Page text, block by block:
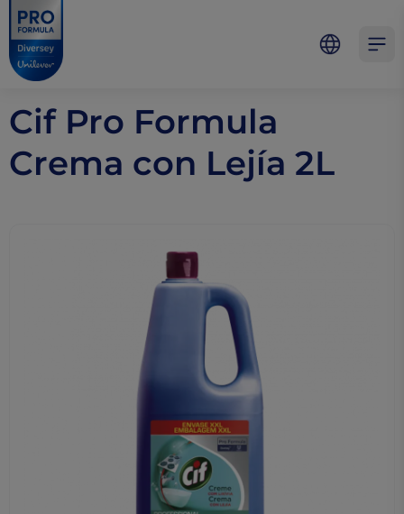
Skip to main content
Skip to navigation
Skip to footer
Pro Formula
Cif Pro Formula
Crema con Lejía 2L